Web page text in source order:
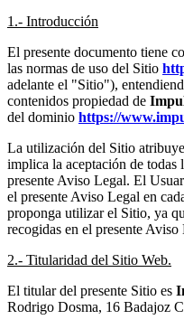
1.- Introducción
El presente documento tiene
las normas de uso del Sitio
adelante el "Sitio"),
contenidos propiedad de
del dominio https://
La utilización del Sitio
implica la aceptación de todas
presente Aviso Legal. El
el presente Aviso Legal en
proponga utilizar el Sitio, ya
recogidas en el presente
2.- Titularidad del Sitio Web.
El titular del presente Sitio es
Rodrigo Dosma, 16 Badajoz